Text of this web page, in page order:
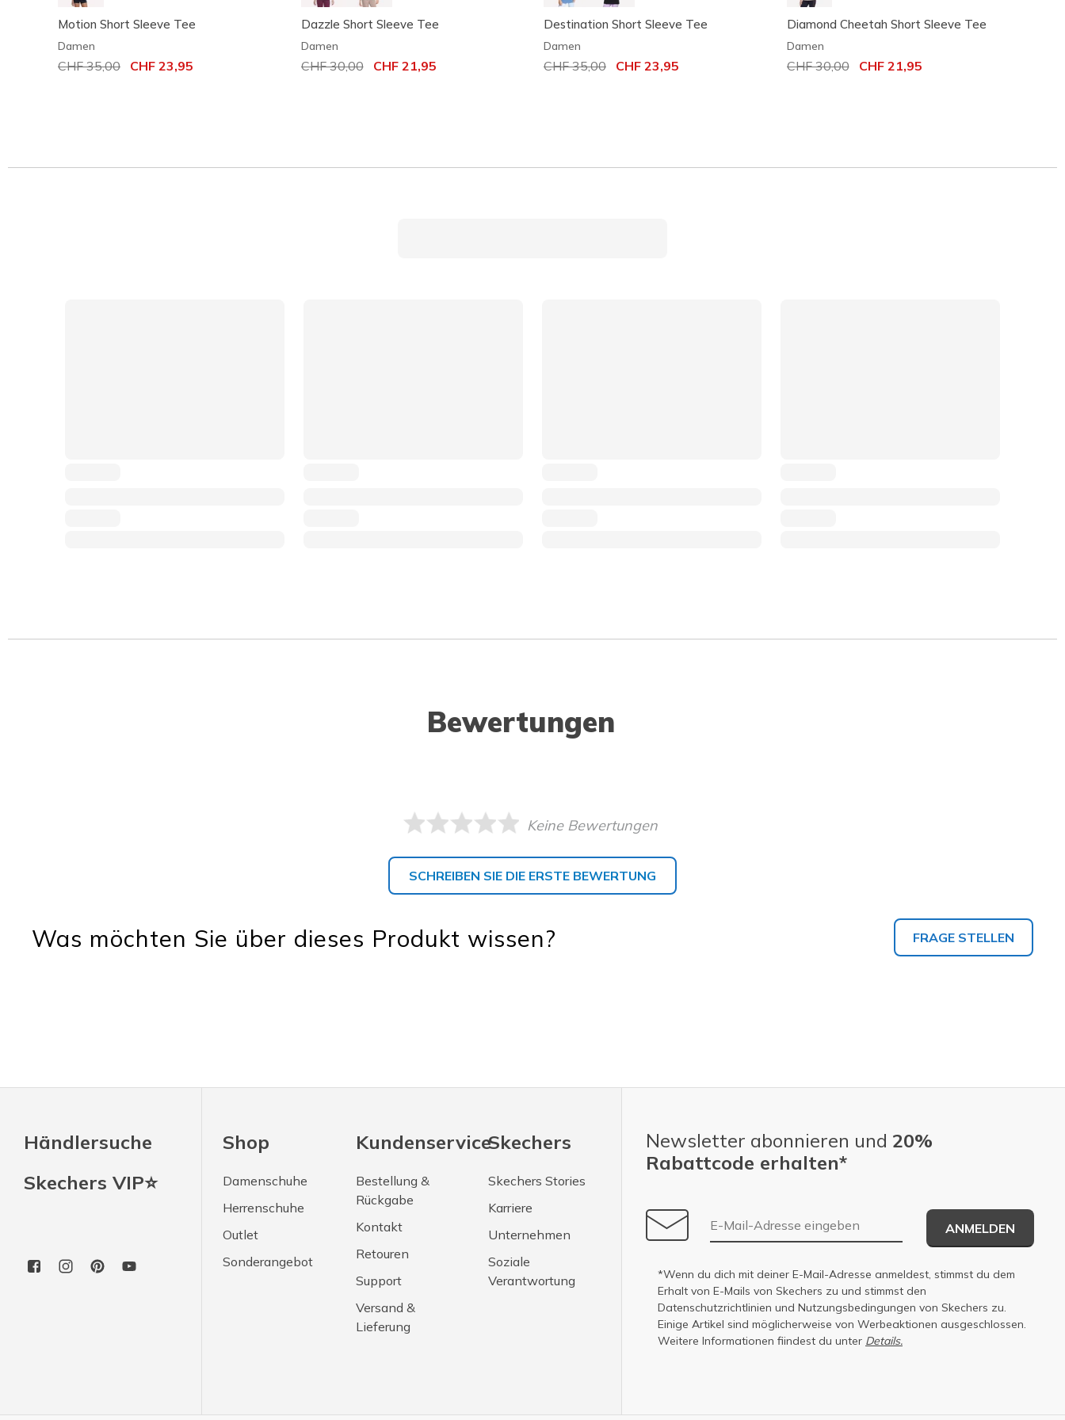
Motion Short Sleeve Tee
Damen
Reduziert von
CHF 35,00 auf
CHF 23,95
Dazzle Short Sleeve Tee
Damen
Reduziert von
CHF 30,00aufCHF 21,95
Destination Short Sleeve Tee
Damen
Reduziert von
CHF 35,00 auf
CHF 23,95
Diamond Cheetah Short Sleeve Tee
Damen
Reduziert von
CHF 30,00aufCHF 21,95
Bewertungen
Keine Bewertungen
SCHREIBEN SIE DIE ERSTE BEWERTUNG
Was möchten Sie über dieses Produkt wissen? FRAGE STELLEN
Händlersuche
Skechers VIP⭐
Shop
Damenschuhe
Herrenschuhe
Outlet
Sonderangebot
Kundenservice
Bestellung &
Rückgabe
Kontakt
Retouren
Support
Versand &
Lieferung
Skechers
Skechers Stories
Karriere
Unternehmen
Soziale
Verantwortung
Newsletter abonnieren und 20%
Rabattcode erhalten*
E-Mail-Adresse
ANMELDEN
*Wenn du dich mit deiner E-Mail-Adresse anmeldest, stimmst du dem
Erhalt von E-Mails von Skechers zu und stimmst den
Datenschutzrichtlinien und Nutzungsbedingungen von Skechers zu.
Einige Artikel sind möglicherweise von Werbeaktionen ausgeschlossen.
Weitere Informationen fiindest du unter Details.